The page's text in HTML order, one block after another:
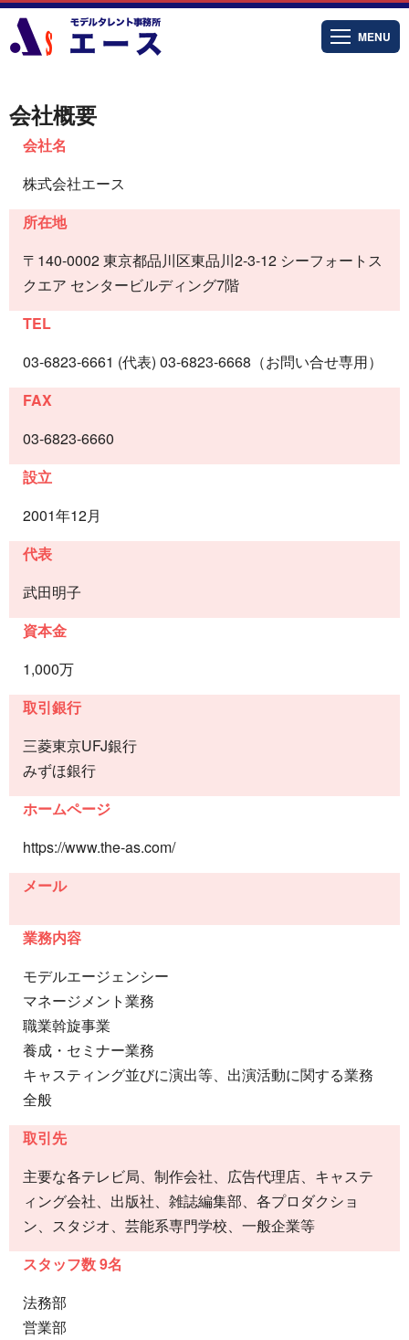
MENU
会社概要
会社名
株式会社エース
所在地
〒140-0002 東京都品川区東品川2-3-12 シーフォートス
クエア センタービルディング7階
TEL
03-6823-6661 (代表) 03-6823-6668（お問い合せ専用）
FAX
03-6823-6660
設立
2001年12月
代表
武田明子
資本金
1,000万
取引銀行
三菱東京UFJ銀行
みずほ銀行
ホームページ
https://www.the-as.com/
メール
業務内容
モデルエージェンシー
マネージメント業務
職業斡旋事業
養成・セミナー業務
キャスティング並びに演出等、出演活動に関する業務
全般
取引先
主要な各テレビ局、制作会社、広告代理店、キャステ
ィング会社、出版社、雑誌編集部、各プロダクショ
ン、スタジオ、芸能系専門学校、一般企業等
スタッフ数 9名
法務部
営業部